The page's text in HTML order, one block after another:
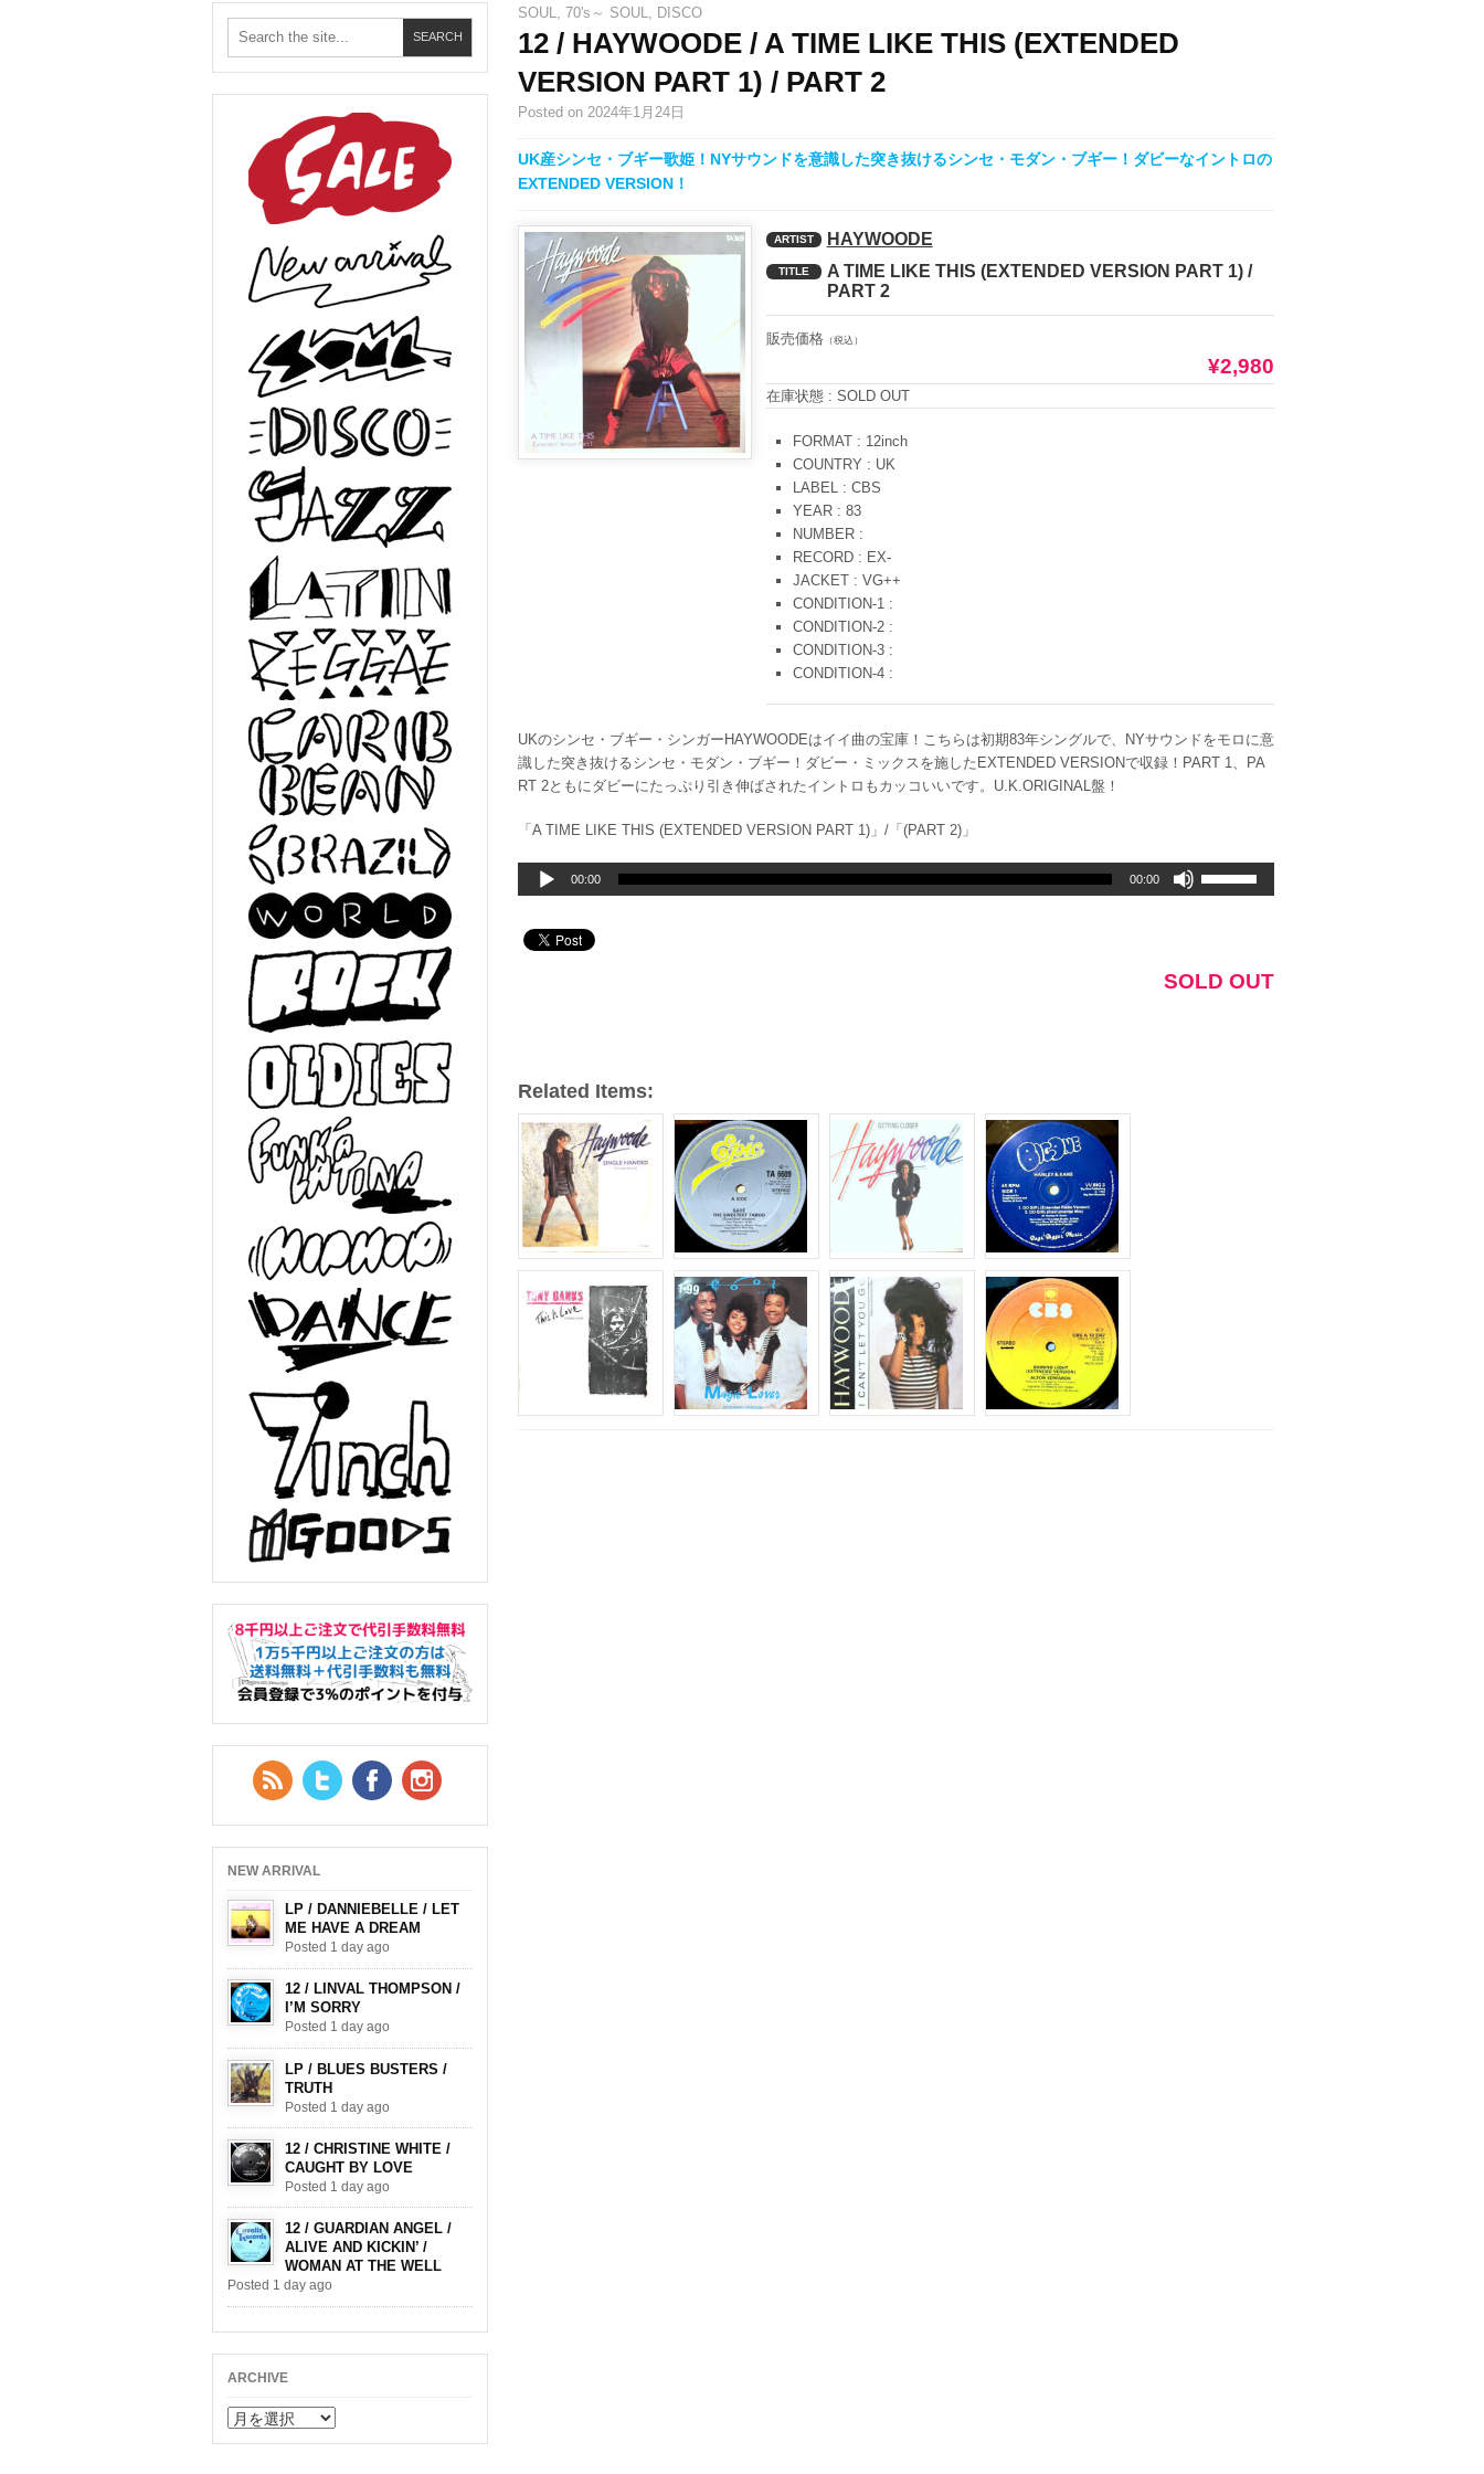
SOUL, 70's～ SOUL, DISCO
12 / HAYWOODE / A TIME LIKE THIS (EXTENDED
VERSION PART 1) / PART 2
Posted on 2024年1月24日
UK産シンセ・ブギー歌姫！NYサウンドを意識した突き抜けるシンセ・モダン・ブギー！ダビーなイントロの
EXTENDED VERSION！
ARTIST HAYWOODE
TITLE
A TIME LIKE THIS (EXTENDED VERSION PART 1) /
PART 2
販売価格（税込）
¥2,980
在庫状態 : SOLD OUT
FORMAT : 12inch
COUNTRY : UK
LABEL : CBS
YEAR : 83
NUMBER :
RECORD : EX-
JACKET : VG++
CONDITION-1 :
CONDITION-2 :
CONDITION-3 :
CONDITION-4 :
UKのシンセ・ブギー・シンガーHAYWOODEはイイ曲の宝庫！こちらは初期83年シングルで、NYサウンドをモロに意
識した突き抜けるシンセ・モダン・ブギー！ダビー・ミックスを施したEXTENDED VERSIONで収録！PART 1、PA
RT 2ともにダビーにたっぷり引き伸ばされたイントロもカッコいいです。U.K.ORIGINAL盤！
「A TIME LIKE THIS (EXTENDED VERSION PART 1)」/「(PART 2)」
声
レ
00:00 00:00
ボ
リ
調
SOLD OUT
Related Items:
RSS FeedTwitter Facebook
NEW ARRIVAL
LP / DANNIEBELLE / LET
ME HAVE A DREAM
Posted 1 day ago
12 / LINVAL THOMPSON /
I’M SORRY
Posted 1 day ago
LP / BLUES BUSTERS /
TRUTH
Posted 1 day ago
12 / CHRISTINE WHITE /
CAUGHT BY LOVE
Posted 1 day ago
12 / GUARDIAN ANGEL /
ALIVE AND KICKIN’ /
WOMAN AT THE WELL
Posted 1 day ago
ARCHIVE
ARCHIVE